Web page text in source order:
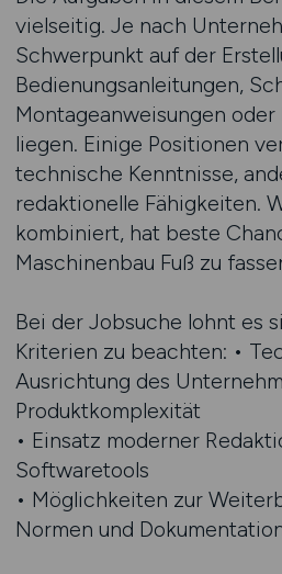
vielseitig. Je nach
Schwerpunkt auf der
Bedienungsanleitungen,
Montageanweisungen
liegen. Einige Positionen
technische Kenntnisse,
redaktionelle Fähigkeiten.
kombiniert, hat beste
Maschinenbau Fuß zu
Bei der Jobsuche lohnt es
Kriterien zu beachten: •
Ausrichtung des
Produktkomplexität
• Einsatz moderner
Softwaretools
• Möglichkeiten zur
Normen und